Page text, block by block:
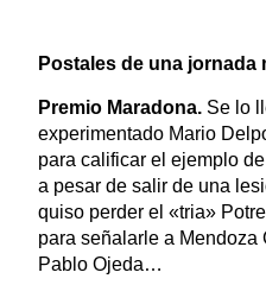
Postales de una jornada
Premio Maradona.Se lo
experimentado Mario
para calificar el ejemplo
a pesar de salir de una
quiso perder el «tria»
para señalarle a Mendoza
Pablo Ojeda…